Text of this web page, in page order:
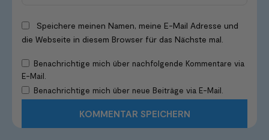
Speichere meinen Namen, meine E-Mail Adresse und
die Webseite in diesem Browser für das Nächste mal.
Benachrichtige mich über nachfolgende Kommentare via
E-Mail.
Benachrichtige mich über neue Beiträge via E-Mail.